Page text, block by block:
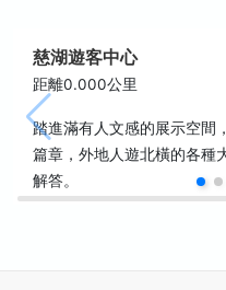
慈湖遊客中心
距離0.000公里
踏進滿有人文感的展示空間
篇章，外地人遊北橫的各種
解答。